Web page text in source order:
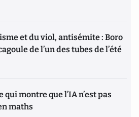
et du viol, antisémite : Boro
de l’un des tubes de l’été
qui montre que l’IA n’est pas
maths